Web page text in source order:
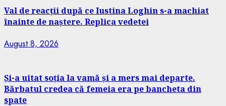
Val de reacții după ce Iustina Loghin s-a machiat
înainte de naștere. Replica vedetei
August 8, 2026
Și-a uitat soția la vamă și a mers mai departe.
Bărbatul credea că femeia era pe bancheta din
spate